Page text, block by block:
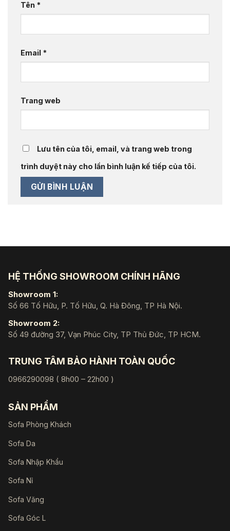
Tên *
Email *
Trang web
Lưu tên của tôi, email, và trang web trong
trình duyệt này cho lần bình luận kế tiếp của tôi.
HỆ THỐNG SHOWROOM CHÍNH HÃNG
Showroom 1:
Số 66 Tố Hữu, P. Tố Hữu, Q. Hà Đông, TP Hà Nội.
Showroom 2:
Số 49 đường 37, Vạn Phúc City, TP Thủ Đức, TP HCM.
TRUNG TÂM BẢO HÀNH TOÀN QUỐC
0966290098 ( 8h00 – 22h00 )
SẢN PHẨM
Sofa Phòng Khách
Sofa Da
Sofa Nhập Khẩu
Sofa Nỉ
Sofa Văng
Sofa Góc L